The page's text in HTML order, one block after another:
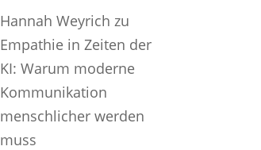
Hannah Weyrich zu
Empathie in Zeiten der
KI: Warum moderne
Kommunikation
menschlicher werden
muss